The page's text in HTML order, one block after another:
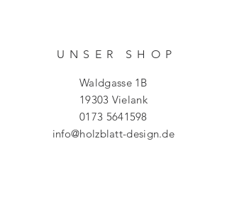
UNSER SHO P
Waldgasse 1B
19303 Vielank
0173 5641598
info@holzblatt-design.de